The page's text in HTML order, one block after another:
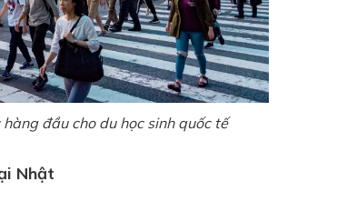
đầu cho du học sinh quốc tế
Nhật